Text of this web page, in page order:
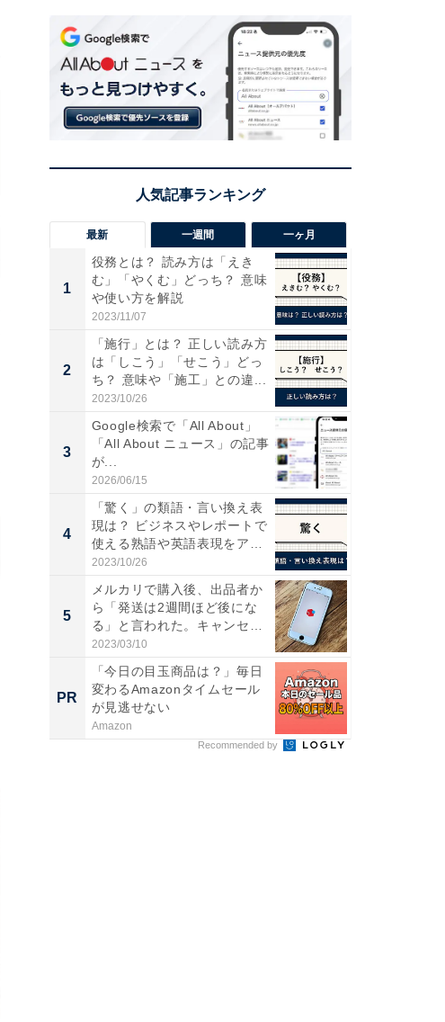
最新 一週間 一ヶ月
1
役務とは？ 読み方は「えき
む」「やくむ」どっち？ 意味
や使い方を解説
2023/11/07
2
「施行」とは？ 正しい読み方
は「しこう」「せこう」どっ
ち？ 意味や「施工」との違...
2023/10/26
3
Google検索で「All About」
「All About ニュース」の記事
が...
2026/06/15
4
「驚く」の類語・言い換え表
現は？ ビジネスやレポートで
使える熟語や英語表現をア
ナ...
2023/10/26
5
メルカリで購入後、出品者か
ら「発送は2週間ほど後にな
る」と言われた。キャンセル
で...
2023/03/10
PR
「今日の目玉商品は？」毎日
変わるAmazonタイムセール
が見逃せない
Amazon
Recommended by